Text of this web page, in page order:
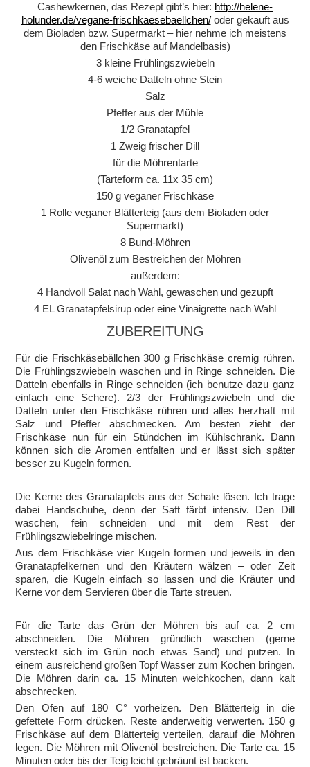
Cashewkernen, das Rezept gibt’s hier: http://helene-
holunder.de/vegane-frischkaesebaellchen/oder gekauft aus
dem Bioladen bzw. Supermarkt – hier nehme ich meistens
den Frischkäse auf Mandelbasis)
3 kleine Frühlingszwiebeln
4-6 weiche Datteln ohne Stein
Salz
Pfeffer aus der Mühle
1/2 Granatapfel
1 Zweig frischer Dill
für die Möhrentarte
(Tarteform ca. 11x 35 cm)
150 g veganer Frischkäse
1 Rolle veganer Blätterteig (aus dem Bioladen oder
Supermarkt)
8 Bund-Möhren
Olivenöl zum Bestreichen der Möhren
außerdem:
4 Handvoll Salat nach Wahl, gewaschen und gezupft
4 EL Granatapfelsirup oder eine Vinaigrette nach Wahl
ZUBEREITUNG
Für die Frischkäsebällchen 300 g Frischkäse cremig rühren.
Die Frühlingszwiebeln waschen und in Ringe schneiden. Die
Datteln ebenfalls in Ringe schneiden (ich benutze dazu ganz
einfach eine Schere). 2/3 der Frühlingszwiebeln und die
Datteln unter den Frischkäse rühren und alles herzhaft mit
Salz und Pfeffer abschmecken. Am besten zieht der
Frischkäse nun für ein Stündchen im Kühlschrank. Dann
können sich die Aromen entfalten und er lässt sich später
besser zu Kugeln formen.
Die Kerne des Granatapfels aus der Schale lösen. Ich trage
dabei Handschuhe, denn der Saft färbt intensiv. Den Dill
waschen, fein schneiden und mit dem Rest der
Frühlingszwiebelringe mischen.
Aus dem Frischkäse vier Kugeln formen und jeweils in den
Granatapfelkernen und den Kräutern wälzen – oder Zeit
sparen, die Kugeln einfach so lassen und die Kräuter und
Kerne vor dem Servieren über die Tarte streuen.
Für die Tarte das Grün der Möhren bis auf ca. 2 cm
abschneiden. Die Möhren gründlich waschen (gerne
versteckt sich im Grün noch etwas Sand) und putzen. In
einem ausreichend großen Topf Wasser zum Kochen bringen.
Die Möhren darin ca. 15 Minuten weichkochen, dann kalt
abschrecken.
Den Ofen auf 180 C° vorheizen. Den Blätterteig in die
gefettete Form drücken. Reste anderweitig verwerten. 150 g
Frischkäse auf dem Blätterteig verteilen, darauf die Möhren
legen. Die Möhren mit Olivenöl bestreichen. Die Tarte ca. 15
Minuten oder bis der Teig leicht gebräunt ist backen.